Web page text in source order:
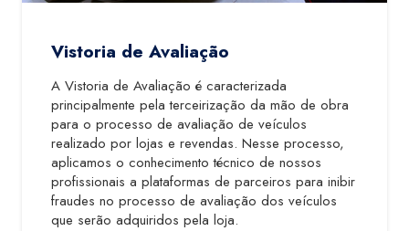
Vistoria de Avaliação
A Vistoria de Avaliação é caracterizada
principalmente pela terceirização da mão de obra
para o processo de avaliação de veículos
realizado por lojas e revendas. Nesse processo,
aplicamos o conhecimento técnico de nossos
profissionais a plataformas de parceiros para inibir
fraudes no processo de avaliação dos veículos
que serão adquiridos pela loja.